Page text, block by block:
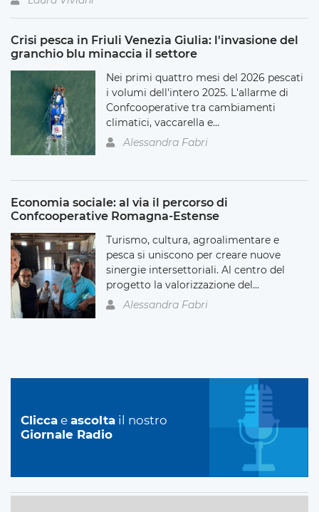
Crisi pesca in Friuli Venezia Giulia: l'invasione del
granchio blu minaccia il settore
Nei primi quattro mesi del 2026 pescati
i volumi dell'intero 2025. L'allarme di
Confcooperative tra cambiamenti
climatici, vaccarella e...
Alessandra Fabri
Economia sociale: al via il percorso di
Confcooperative Romagna-Estense
Turismo, cultura, agroalimentare e
pesca si uniscono per creare nuove
sinergie intersettoriali. Al centro del
progetto la valorizzazione del...
Alessandra Fabri
Clicca e ascolta il nostro
Giornale Radio